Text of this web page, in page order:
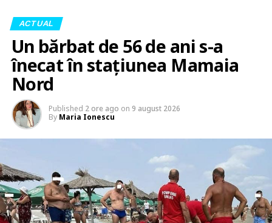
ACTUAL
Un bărbat de 56 de ani s-a
înecat în stațiunea Mamaia
Nord
Published 2 ore ago on 9 august 2026
By Maria Ionescu